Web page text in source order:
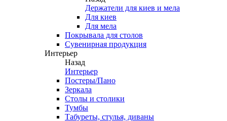
Держатели для киев и мела
Для киев
Для мела
Покрывала для столов
Сувенирная продукция
Интерьер
Назад
Интерьер
Постеры/Пано
Зеркала
Столы и столики
Тумбы
Табуреты, стулья, диваны